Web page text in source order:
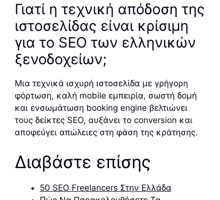
Γιατί η τεχνική απόδοση της
ιστοσελίδας είναι κρίσιμη
για το SEO των ελληνικών
ξενοδοχείων;
Μια τεχνικά ισχυρή ιστοσελίδα με γρήγορη
φόρτωση, καλή mobile εμπειρία, σωστή δομή
και ενσωμάτωση booking engine βελτιώνει
τους δείκτες SEO, αυξάνει το conversion και
αποφεύγει απώλειες στη φάση της κράτησης.
Διαβάστε επίσης
50 SEO Freelancers Στην Ελλάδα